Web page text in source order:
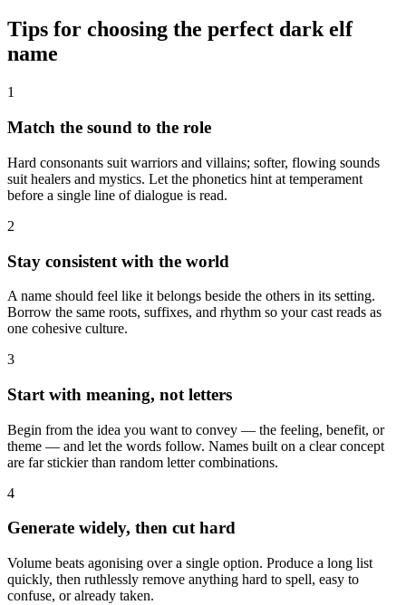
Tips for choosing the perfect dark elf
name
1
Match the sound to the role
Hard consonants suit warriors and villains; softer, flowing sounds
suit healers and mystics. Let the phonetics hint at temperament
before a single line of dialogue is read.
2
Stay consistent with the world
A name should feel like it belongs beside the others in its setting.
Borrow the same roots, suffixes, and rhythm so your cast reads as
one cohesive culture.
3
Start with meaning, not letters
Begin from the idea you want to convey — the feeling, benefit, or
theme — and let the words follow. Names built on a clear concept
are far stickier than random letter combinations.
4
Generate widely, then cut hard
Volume beats agonising over a single option. Produce a long list
quickly, then ruthlessly remove anything hard to spell, easy to
confuse, or already taken.